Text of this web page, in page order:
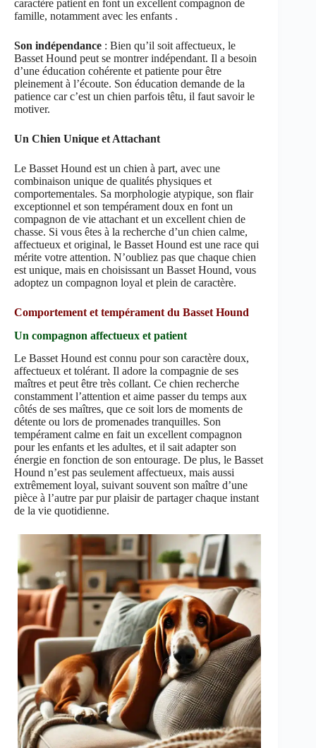
caractère patient en font un excellent compagnon de
famille, notamment avec les enfants .
Son indépendance : Bien qu’il soit affectueux, le
Basset Hound peut se montrer indépendant. Il a besoin
d’une éducation cohérente et patiente pour être
pleinement à l’écoute. Son éducation demande de la
patience car c’est un chien parfois têtu, il faut savoir le
motiver.
Un Chien Unique et Attachant
Le Basset Hound est un chien à part, avec une
combinaison unique de qualités physiques et
comportementales. Sa morphologie atypique, son flair
exceptionnel et son tempérament doux en font un
compagnon de vie attachant et un excellent chien de
chasse. Si vous êtes à la recherche d’un chien calme,
affectueux et original, le Basset Hound est une race qui
mérite votre attention. N’oubliez pas que chaque chien
est unique, mais en choisissant un Basset Hound, vous
adoptez un compagnon loyal et plein de caractère.
Comportement et tempérament du Basset Hound
Un compagnon affectueux et patient
Le Basset Hound est connu pour son caractère doux,
affectueux et tolérant. Il adore la compagnie de ses
maîtres et peut être très collant. Ce chien recherche
constamment l’attention et aime passer du temps aux
côtés de ses maîtres, que ce soit lors de moments de
détente ou lors de promenades tranquilles. Son
tempérament calme en fait un excellent compagnon
pour les enfants et les adultes, et il sait adapter son
énergie en fonction de son entourage. De plus, le Basset
Hound n’est pas seulement affectueux, mais aussi
extrêmement loyal, suivant souvent son maître d’une
pièce à l’autre par pur plaisir de partager chaque instant
de la vie quotidienne.